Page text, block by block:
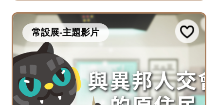
常設展-主題影片